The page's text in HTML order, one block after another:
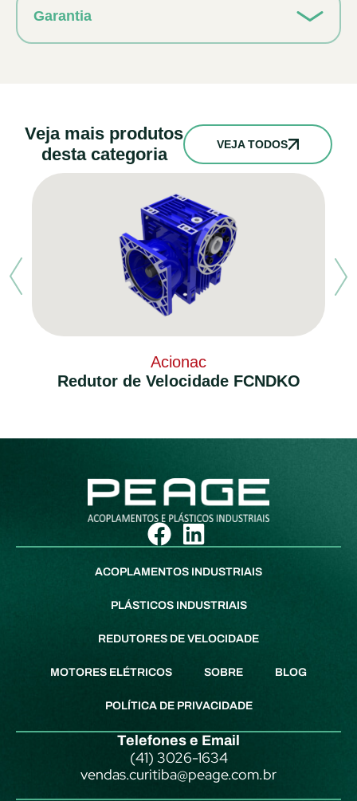
Garantia
Veja mais produtos
desta categoria
VEJA TODOS
Acionac
Redutor de Velocidade FCNDKO
ACOPLAMENTOS INDUSTRIAIS
PLÁSTICOS INDUSTRIAIS
REDUTORES DE VELOCIDADE
MOTORES ELÉTRICOS SOBRE BLOG
POLÍTICA DE PRIVACIDADE
Telefones e Email
(41) 3026-1634
vendas.curitiba@peage.com.br